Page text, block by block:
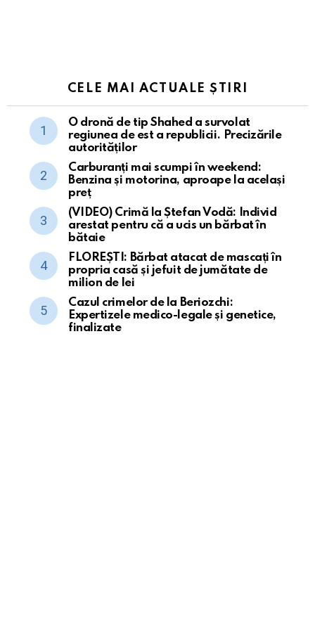
CELE MAI ACTUALE ȘTIRI
O dronă de tip Shahed a survolat
regiunea de est a republicii. Precizările
autorităților
Carburanți mai scumpi în weekend:
Benzina și motorina, aproape la același
preț
(VIDEO) Crimă la Ștefan Vodă: Individ
arestat pentru că a ucis un bărbat în
bătaie
FLOREȘTI: Bărbat atacat de mascați în
propria casă și jefuit de jumătate de
milion de lei
Cazul crimelor de la Beriozchi:
Expertizele medico-legale și genetice,
finalizate